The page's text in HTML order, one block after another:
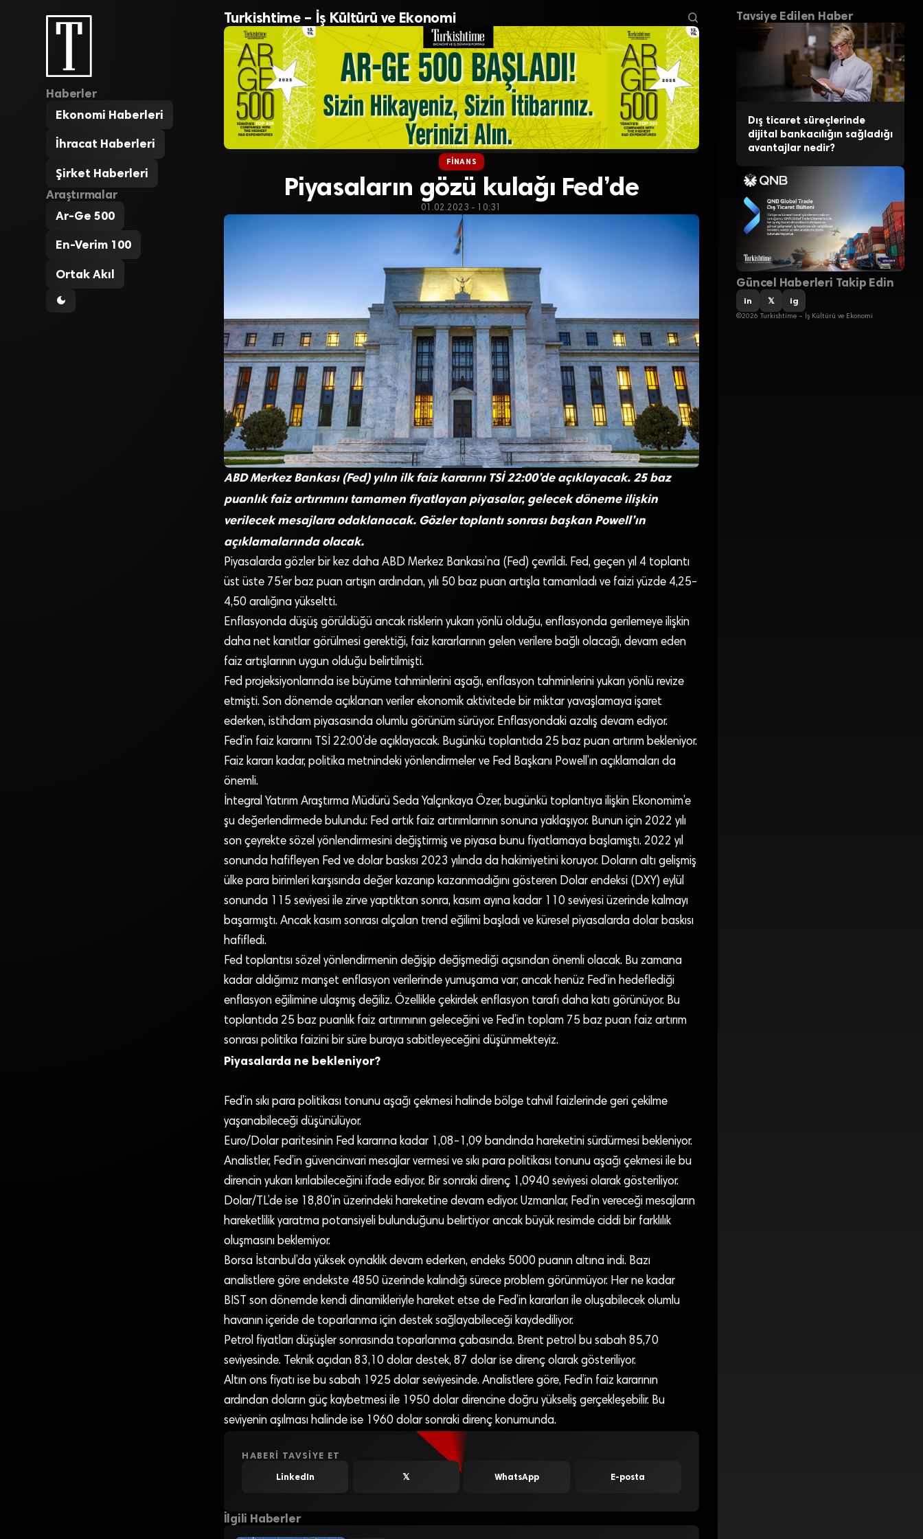
Haberler
Ekonomi Haberleri
İhracat Haberleri
Şirket Haberleri
Araştırmalar
Ar-Ge 500
En-Verim 100
Ortak Akıl
Turkishtime – İş Kültürü ve Ekonomi
FINANS
Piyasaların gözü kulağı Fed’de
01.02.2023 - 10:31
ABD Merkez Bankası (Fed) yılın ilk faiz kararını TSİ 22:00’de açıklayacak. 25 baz
puanlık faiz artırımını tamamen fiyatlayan piyasalar, gelecek döneme ilişkin
verilecek mesajlara odaklanacak. Gözler toplantı sonrası başkan Powell’ın
açıklamalarında olacak.
Piyasalarda gözler bir kez daha ABD Merkez Bankası’na (Fed) çevrildi. Fed, geçen yıl 4 toplantı
üst üste 75’er baz puan artışın ardından, yılı 50 baz puan artışla tamamladı ve faizi yüzde 4,25-
4,50 aralığına yükseltti.
Enflasyonda düşüş görüldüğü ancak risklerin yukarı yönlü olduğu, enflasyonda gerilemeye ilişkin
daha net kanıtlar görülmesi gerektiği, faiz kararlarının gelen verilere bağlı olacağı, devam eden
faiz artışlarının uygun olduğu belirtilmişti.
Fed projeksiyonlarında ise büyüme tahminlerini aşağı, enflasyon tahminlerini yukarı yönlü revize
etmişti. Son dönemde açıklanan veriler ekonomik aktivitede bir miktar yavaşlamaya işaret
ederken, istihdam piyasasında olumlu görünüm sürüyor. Enflasyondaki azalış devam ediyor.
Fed’in faiz kararını TSİ 22:00’de açıklayacak. Bugünkü toplantıda 25 baz puan artırım bekleniyor.
Faiz kararı kadar, politika metnindeki yönlendirmeler ve Fed Başkanı Powell’ın açıklamaları da
önemli.
İntegral Yatırım Araştırma Müdürü Seda Yalçınkaya Özer, bugünkü toplantıya ilişkin Ekonomim’e
şu değerlendirmede bulundu: Fed artık faiz artırımlarının sonuna yaklaşıyor. Bunun için 2022 yılı
son çeyrekte sözel yönlendirmesini değiştirmiş ve piyasa bunu fiyatlamaya başlamıştı. 2022 yıl
sonunda hafifleyen Fed ve dolar baskısı 2023 yılında da hakimiyetini koruyor. Doların altı gelişmiş
ülke para birimleri karşısında değer kazanıp kazanmadığını gösteren Dolar endeksi (DXY) eylül
sonunda 115 seviyesi ile zirve yaptıktan sonra, kasım ayına kadar 110 seviyesi üzerinde kalmayı
başarmıştı. Ancak kasım sonrası alçalan trend eğilimi başladı ve küresel piyasalarda dolar baskısı
hafifledi.
Fed toplantısı sözel yönlendirmenin değişip değişmediği açısından önemli olacak. Bu zamana
kadar aldığımız manşet enflasyon verilerinde yumuşama var; ancak henüz Fed’in hedeflediği
enflasyon eğilimine ulaşmış değiliz. Özellikle çekirdek enflasyon tarafı daha katı görünüyor. Bu
toplantıda 25 baz puanlık faiz artırımının geleceğini ve Fed’in toplam 75 baz puan faiz artırım
sonrası politika faizini bir süre buraya sabitleyeceğini düşünmekteyiz.
Piyasalarda ne bekleniyor?
Fed’in sıkı para politikası tonunu aşağı çekmesi halinde bölge tahvil faizlerinde geri çekilme
yaşanabileceği düşünülüyor.
Euro/Dolar paritesinin Fed kararına kadar 1,08-1,09 bandında hareketini sürdürmesi bekleniyor.
Analistler, Fed’in güvencinvari mesajlar vermesi ve sıkı para politikası tonunu aşağı çekmesi ile bu
direncin yukarı kırılabileceğini ifade ediyor. Bir sonraki direnç 1,0940 seviyesi olarak gösteriliyor.
Dolar/TL’de ise 18,80’in üzerindeki hareketine devam ediyor. Uzmanlar, Fed’in vereceği mesajların
hareketlilik yaratma potansiyeli bulunduğunu belirtiyor ancak büyük resimde ciddi bir farklılık
oluşmasını beklemiyor.
Borsa İstanbul’da yüksek oynaklık devam ederken, endeks 5000 puanın altına indi. Bazı
analistlere göre endekste 4850 üzerinde kalındığı sürece problem görünmüyor. Her ne kadar
BIST son dönemde kendi dinamikleriyle hareket etse de Fed’in kararları ile oluşabilecek olumlu
havanın içeride de toparlanma için destek sağlayabileceği kaydediliyor.
Petrol fiyatları düşüşler sonrasında toparlanma çabasında. Brent petrol bu sabah 85,70
seviyesinde. Teknik açıdan 83,10 dolar destek, 87 dolar ise direnç olarak gösteriliyor.
Altın ons fiyatı ise bu sabah 1925 dolar seviyesinde. Analistlere göre, Fed’in faiz kararının
ardından doların güç kaybetmesi ile 1950 dolar direncine doğru yükseliş gerçekleşebilir. Bu
seviyenin aşılması halinde ise 1960 dolar sonraki direnç konumunda.
HABERI TAVSIYE ET
LinkedIn 𝕏 WhatsApp E-posta
İlgili Haberler
Tavsiye Edilen Haber
Dış ticaret süreçlerinde
dijital bankacılığın sağladığı
avantajlar nedir?
Güncel Haberleri Takip Edin
in 𝕏 ig
©2026 Turkishtime – İş Kültürü ve Ekonomi